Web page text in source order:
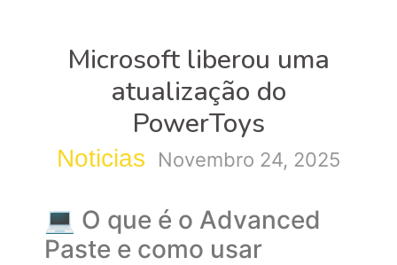
Microsoft liberou uma
atualização do
PowerToys
Noticias Novembro 24, 2025
💻 O que é o Advanced
Paste e como usar